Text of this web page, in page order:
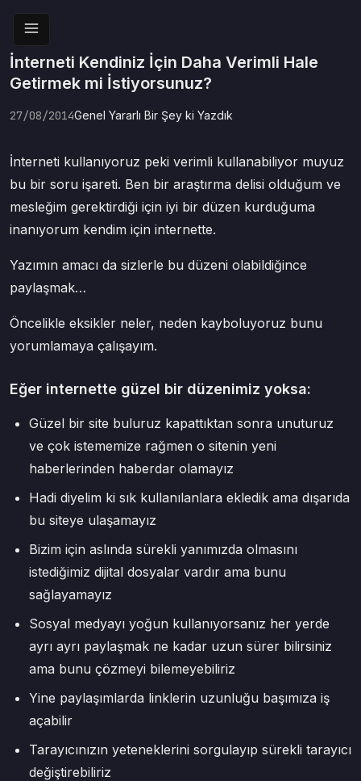
İnterneti Kendiniz İçin Daha Verimli Hale
Getirmek mi İstiyorsunuz?
27/08/2014Genel Yararlı Bir Şey ki Yazdık
İnterneti kullanıyoruz peki verimli kullanabiliyor muyuz
bu bir soru işareti. Ben bir araştırma delisi olduğum ve
mesleğim gerektirdiği için iyi bir düzen kurduğuma
inanıyorum kendim için internette.
Yazımın amacı da sizlerle bu düzeni olabildiğince
paylaşmak…
Öncelikle eksikler neler, neden kayboluyoruz bunu
yorumlamaya çalışayım.
Eğer internette güzel bir düzenimiz yoksa:
Güzel bir site buluruz kapattıktan sonra unuturuz
ve çok istememize rağmen o sitenin yeni
haberlerinden haberdar olamayız
Hadi diyelim ki sık kullanılanlara ekledik ama dışarıda
bu siteye ulaşamayız
Bizim için aslında sürekli yanımızda olmasını
istediğimiz dijital dosyalar vardır ama bunu
sağlayamayız
Sosyal medyayı yoğun kullanıyorsanız her yerde
ayrı ayrı paylaşmak ne kadar uzun sürer bilirsiniz
ama bunu çözmeyi bilemeyebiliriz
Yine paylaşımlarda linklerin uzunluğu başımıza iş
açabilir
Tarayıcınızın yeteneklerini sorgulayıp sürekli tarayıcı
değiştirebiliriz